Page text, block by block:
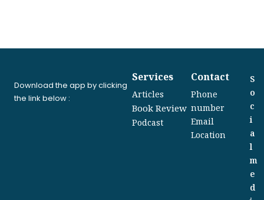
Download the app by clicking
the link below :
Services
Articles
Book Review
Podcast
Contact
Phone
number
Email
Location
S
o
c
i
a
l
m
e
d